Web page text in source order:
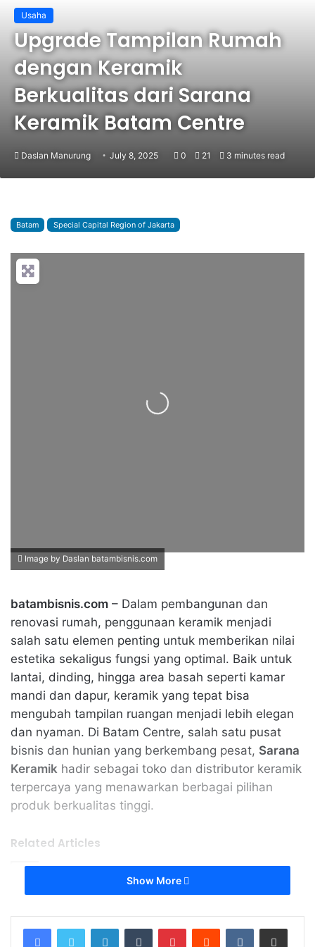
Usaha
Upgrade Tampilan Rumah
dengan Keramik
Berkualitas dari Sarana
Keramik Batam Centre
Daslan Manurung July 8, 2025 0 21 3 minutes read
Image by Daslan batambisnis.com
batambisnis.com – Dalam pembangunan dan
renovasi rumah, penggunaan keramik menjadi
salah satu elemen penting untuk memberikan nilai
estetika sekaligus fungsi yang optimal. Baik untuk
lantai, dinding, hingga area basah seperti kamar
mandi dan dapur, keramik yang tepat bisa
mengubah tampilan ruangan menjadi lebih elegan
dan nyaman. Di Batam Centre, salah satu pusat
bisnis dan hunian yang berkembang pesat, Sarana
Keramik hadir sebagai toko dan distributor keramik
terpercaya yang menawarkan berbagai pilihan
produk berkualitas tinggi.
Related Articles
Tips Sukses Menjalankan Usaha Rumah
Show More
Batam Special Capital Region of Jakarta
Loading...